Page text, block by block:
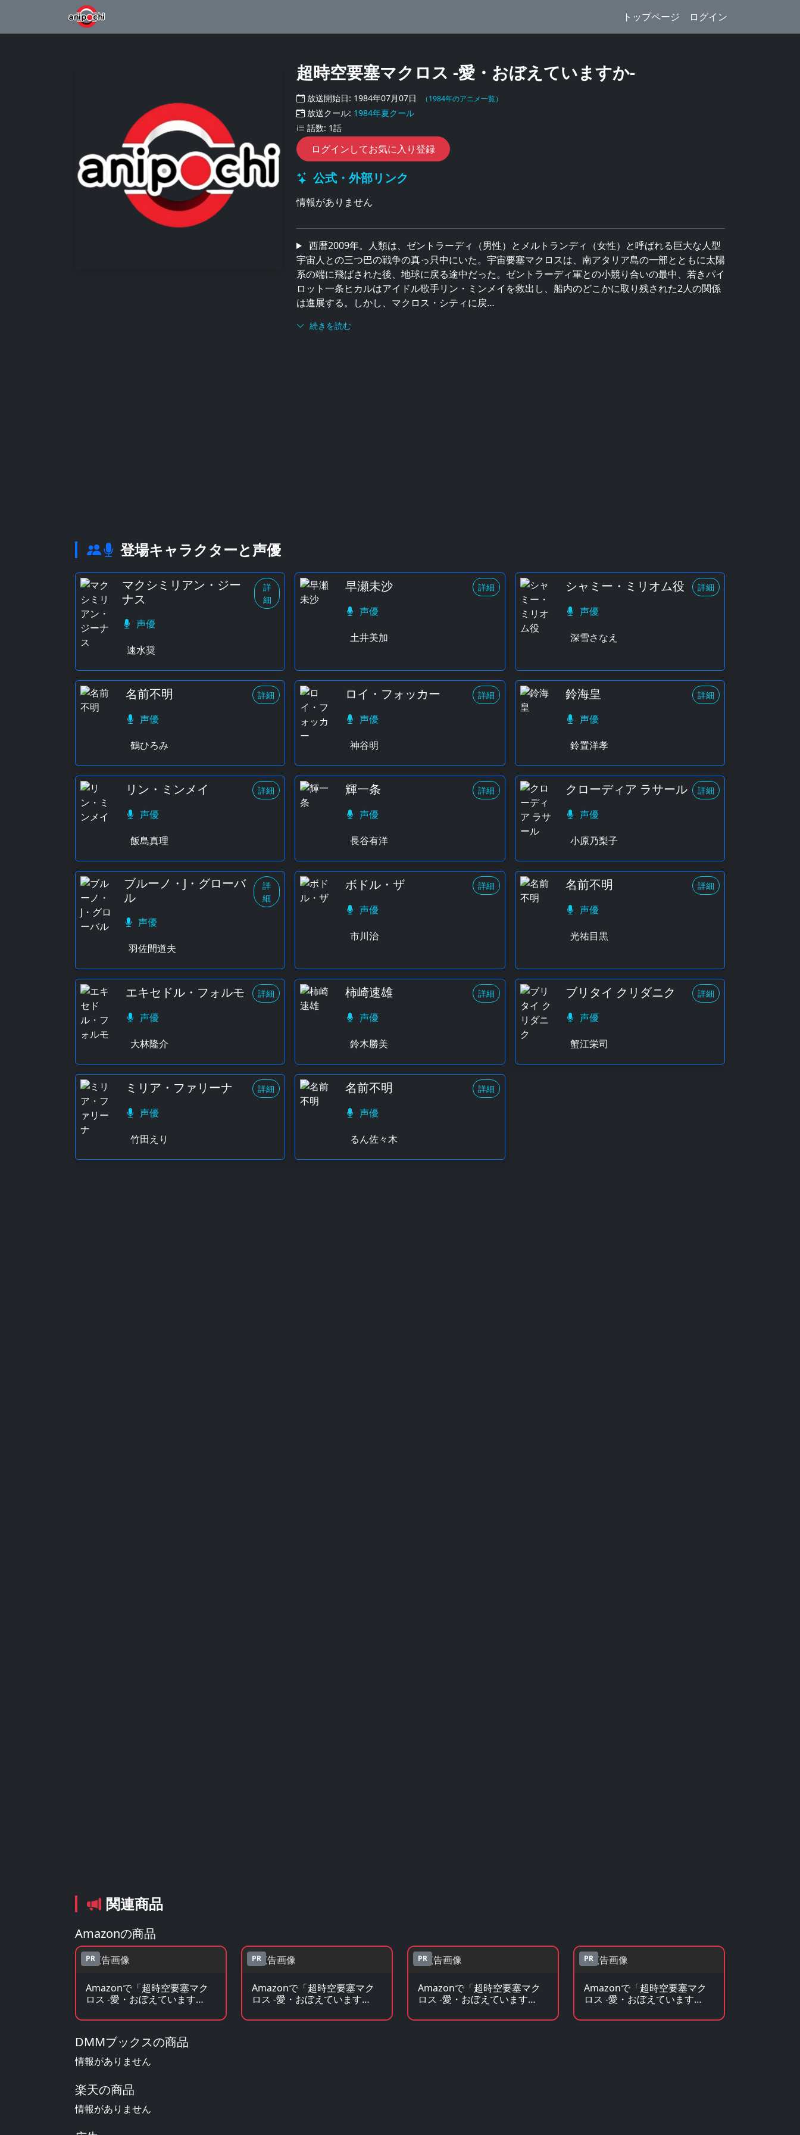
トップページ ログイン
超時空要塞マクロス -愛・おぼえていますか-
放送開始日: 1984年07月07日 （1984年のアニメ一覧）
放送クール: 1984年夏クール
話数: 1話
ログインしてお気に入り登録
公式・外部リンク
情報がありません
西暦2009年。人類は、ゼントラーディ（男性）とメルトランディ（女性）と呼ばれる巨大な人型
宇宙人との三つ巴の戦争の真っ只中にいた。宇宙要塞マクロスは、南アタリア島の一部とともに太陽
系の端に飛ばされた後、地球に戻る途中だった。ゼントラーディ軍との小競り合いの最中、若きパイ
ロット一条ヒカルはアイドル歌手リン・ミンメイを救出し、船内のどこかに取り残された2人の関係
は進展する。しかし、マクロス・シティに戻…
続きを読む
登場キャラクターと声優
マクシミリアン・ジー
ナス
詳
細
声優
速水奨
早瀬未沙 詳細
声優
土井美加
シャミー・ミリオム役 詳細
声優
深雪さなえ
名前不明 詳細
声優
鶴ひろみ
ロイ・フォッカー 詳細
声優
神谷明
鈴海皇 詳細
声優
鈴置洋孝
リン・ミンメイ 詳細
声優
飯島真理
輝一条 詳細
声優
長谷有洋
クローディア ラサール 詳細
声優
小原乃梨子
ブルーノ・J・グローバ
ル
詳
細
声優
羽佐間道夫
ボドル・ザ 詳細
声優
市川治
名前不明 詳細
声優
光祐目黒
エキセドル・フォルモ 詳細
声優
大林隆介
柿崎速雄 詳細
声優
鈴木勝美
ブリタイ クリダニク 詳細
声優
蟹江栄司
ミリア・ファリーナ 詳細
声優
竹田えり
名前不明 詳細
声優
るん佐々木
関連商品
Amazonの商品
PR
Amazonで「超時空要塞マク
ロス -愛・おぼえています
PR
Amazonで「超時空要塞マク
ロス -愛・おぼえています
PR
Amazonで「超時空要塞マク
ロス -愛・おぼえています
る
PR
Amazonで「超時空要塞マク
ロス -愛・おぼえています
見る
DMMブックスの商品
情報がありません
楽天の商品
情報がありません